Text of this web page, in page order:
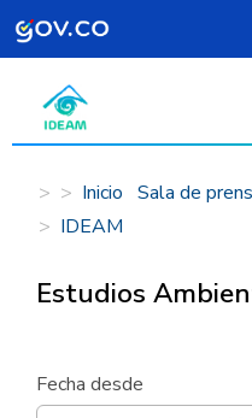
Pasar al contenido principal
Inicio Sala de
IDEAM
Estudios
Fecha desde